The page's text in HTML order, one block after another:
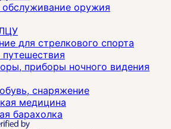
обслуживание оружия
для стрелкового спорта
путешествия
приборы ночного видения
снаряжение
медицина
барахолка